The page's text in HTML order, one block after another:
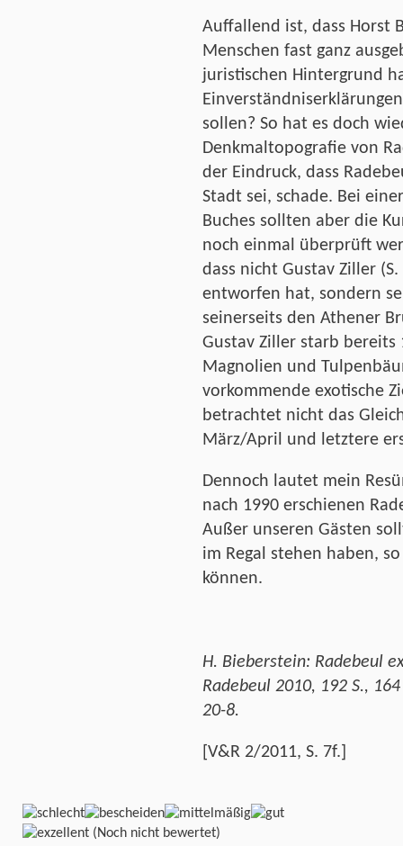
Auffallend ist, dass Horst
Menschen fast ganz
juristischen Hintergrund
sollen? So hat es doch
Denkmaltopografie von
der Eindruck, dass
Stadt sei, schade. Bei
Buches sollten aber die
noch einmal überprüft
dass nicht Gustav Ziller
entworfen hat, sondern
seinerseits den Athener
Gustav Ziller starb bereits
Magnolien und
vorkommende exotische
betrachtet nicht das
März/April und letztere
Dennoch lautet mein
nach 1990 erschienen
Außer unseren Gästen
im Regal stehen haben,
können.
H. Bieberstein: Radebeul
Radebeul 2010, 192 S.,
20-8.
[V&R 2/2011, S. 7f.]
(Noch nicht bewertet)